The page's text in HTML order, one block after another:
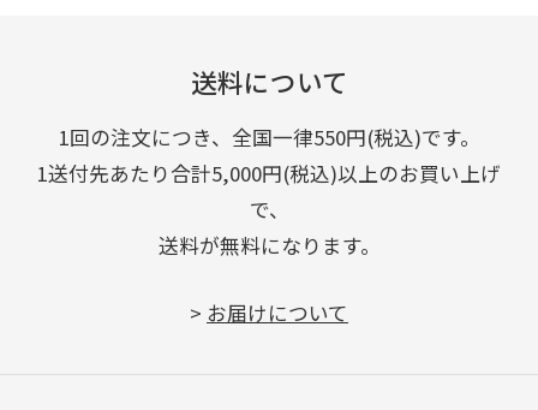
送料について
1回の注文につき、全国一律550円(税込)です。
1送付先あたり合計5,000円(税込)以上のお買い上げ
で、
送料が無料になります。
> お届けについて